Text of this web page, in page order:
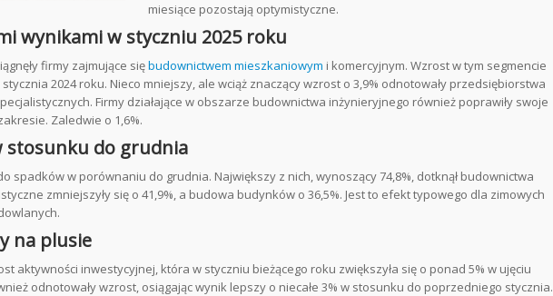
miesiące pozostają optymistyczne.
wynikami w styczniu 2025 roku
firmy zajmujące siębudownictwem mieszkaniowym i komercyjnym. Wzrost w tym segmencie
2024 roku. Nieco mniejszy, ale wciąż znaczący wzrost o 3,9% odnotowały przedsiębiorstwa
Firmy działające w obszarze budownictwa inżynieryjnego również poprawiły swoje
Zaledwie o 1,6%.
stosunku do grudnia
spadków w porównaniu do grudnia. Największy z nich, wynoszący 74,8%, dotknął budownictwa
zmniejszyły się o 41,9%, a budowa budynków o 36,5%. Jest to efekt typowego dla zimowych
na plusie
aktywności inwestycyjnej, która w styczniu bieżącego roku zwiększyła się o ponad 5% w ujęciu
odnotowały wzrost, osiągając wynik lepszy o niecałe 3% w stosunku do poprzedniego stycznia.